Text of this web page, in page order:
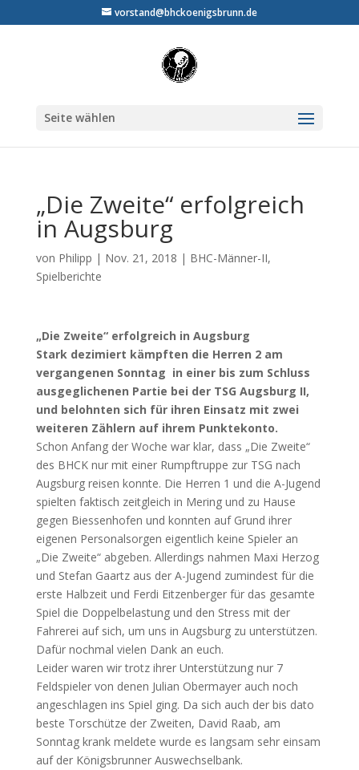
vorstand@bhckoenigsbrunn.de
Seite wählen
„Die Zweite“ erfolgreich
in Augsburg
von Philipp | Nov. 21, 2018 | BHC-Männer-II,
Spielberichte
„Die Zweite“ erfolgreich in Augsburg
Stark dezimiert kämpften die Herren 2 am
vergangenen Sonntag in einer bis zum Schluss
ausgeglichenen Partie bei der TSG Augsburg II,
und belohnten sich für ihren Einsatz mit zwei
weiteren Zählern auf ihrem Punktekonto.
Schon Anfang der Woche war klar, dass „Die Zweite“
des BHCK nur mit einer Rumpftruppe zur TSG nach
Augsburg reisen konnte. Die Herren 1 und die A-Jugend
spielten faktisch zeitgleich in Mering und zu Hause
gegen Biessenhofen und konnten auf Grund ihrer
eigenen Personalsorgen eigentlich keine Spieler an
„Die Zweite“ abgeben. Allerdings nahmen Maxi Herzog
und Stefan Gaartz aus der A-Jugend zumindest für die
erste Halbzeit und Ferdi Eitzenberger für das gesamte
Spiel die Doppelbelastung und den Stress mit der
Fahrerei auf sich, um uns in Augsburg zu unterstützen.
Dafür nochmal vielen Dank an euch.
Leider waren wir trotz ihrer Unterstützung nur 7
Feldspieler von denen Julian Obermayer auch noch
angeschlagen ins Spiel ging. Da sich auch der bis dato
beste Torschütze der Zweiten, David Raab, am
Sonntag krank meldete wurde es langsam sehr einsam
auf der Königsbrunner Auswechselbank.